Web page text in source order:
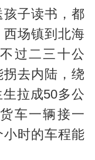
子读书，都
场镇到北海
过二三十公
去内陆，绕
拉成50多公
车一辆接一
时的车程能